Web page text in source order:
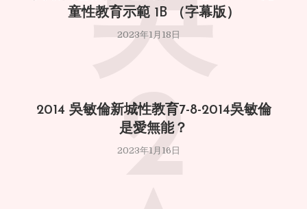
童性教育示範 1B （字幕版）
2023年1月18日
吳
2014 吳敏倫新城性教育7-8-2014吳敏倫
是愛無能？
2023年1月16日
2